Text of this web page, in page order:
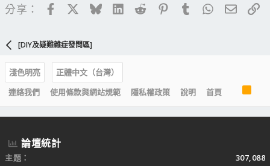
分享： FacebookBlueskyLinkedIn
Reddit PinterestTumblrWhatsApp
電子
[DIY及疑難雜症發問區]
淺色明亮
正體中文（台灣）
連絡我們
使用條款與網站規範 隱私權政策 說明 首頁
S
論壇統計
主題
307,088